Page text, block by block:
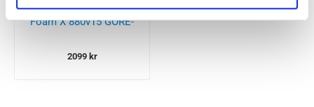
New Balance Fresh
Foam X 880v15 GORE-
2099 kr